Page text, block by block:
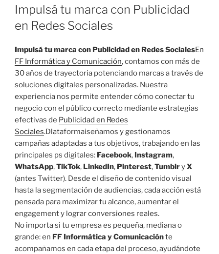
U
B
I
A
D
O
E
L
Impulsá tu marca con Publicidad
en Redes Sociales
Impulsá tu marca con Publicidad en Redes SocialesEn
FF Informática y Comunicación, contamos con más de
30 años de trayectoria potenciando marcas a través de
soluciones digitales personalizadas. Nuestra
experiencia nos permite entender cómo conectar tu
negocio con el público correcto mediante estrategias
efectivas de Publicidad en Redes
Sociales.Dlataformaiseñamos y gestionamos
campañas adaptadas a tus objetivos, trabajando en las
principales ps digitales: Facebook, Instagram,
WhatsApp,TikTok, LinkedIn, Pinterest,TumblryX
(antes Twitter). Desde el diseño de contenido visual
hasta la segmentación de audiencias, cada acción está
pensada para maximizar tu alcance, aumentar el
engagement y lograr conversiones reales.
No importa si tu empresa es pequeña, mediana o
grande: en FF Informática y Comunicaciónte
acompañamos en cada etapa del proceso, ayudándote